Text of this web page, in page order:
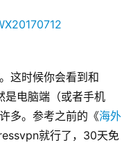
这时候你会看到和
是电脑端（或者手机
多。参考之前的《海外
就行了，30天免